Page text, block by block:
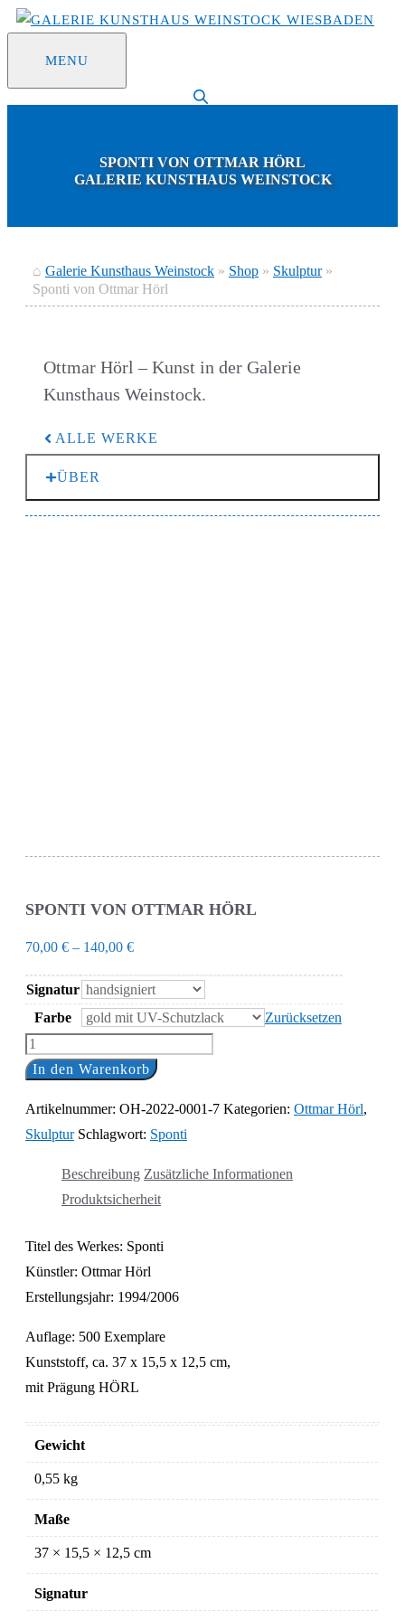
Zum
springen
MENU
SPONTI VON OTTMAR HÖRL
GALERIE KUNSTHAUS WEINSTOCK
⌂ Galerie Kunsthaus Weinstock » Shop » Skulptur»
Sponti von Ottmar Hörl
Ottmar Hörl – Kunst in der Galerie
Kunsthaus Weinstock.
ALLE WERKE
ÜBER
SPONTI VON OTTMAR HÖRL
70,00 € – 140,00 €
Signatur
Farbe
Zurücksetzen
Sponti
von
Hörl
Menge
In den Warenkorb
Artikelnummer: OH-2022-0001-7 Kategorien: Ottmar Hörl,
Skulptur Schlagwort: Sponti
Beschreibung Zusätzliche Informationen
Produktsicherheit
Titel des Werkes: Sponti
Künstler: Ottmar Hörl
Erstellungsjahr: 1994/2006
Auflage: 500 Exemplare
Kunststoff, ca. 37 x 15,5 x 12,5 cm,
mit Prägung HÖRL
Gewicht
0,55 kg
Maße
37 × 15,5 × 12,5 cm
Signatur